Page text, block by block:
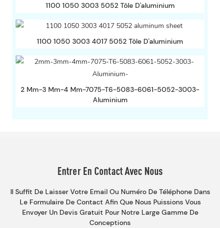
1100 1050 3003 5052 Tôle D'aluminium
1100 1050 3003 4017 5052 Tôle D'aluminium
2 Mm-3 Mm-4 Mm-7075-T6-5083-6061-5052-3003-
Aluminium
Entrer En Contact Avec Nous
Il Suffit De Laisser Votre Email Ou Numéro De Téléphone Dans
Le Formulaire De Contact Afin Que Nous Puissions Vous
Envoyer Un Devis Gratuit Pour Notre Large Gamme De
Conceptions